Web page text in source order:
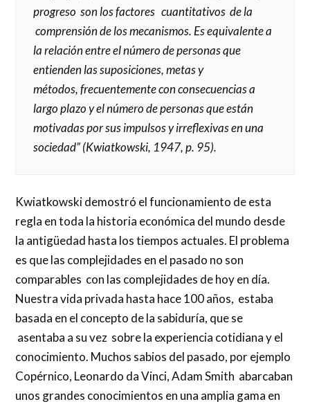
progreso son los factores cuantitativos de la
comprensión de los mecanismos. Es equivalente a
la relación entre el número de personas que
entienden las suposiciones, metas y
métodos, frecuentemente con consecuencias a
largo plazo y el número de personas que están
motivadas por sus impulsos y irreflexivas en una
sociedad”(Kwiatkowski, 1947, p. 95).
Kwiatkowski demostró el funcionamiento de esta
regla en toda la historia económica del mundo desde
la antigüedad hasta los tiempos actuales. El problema
es que las complejidades en el pasado no son
comparables con las complejidades de hoy en día.
Nuestra vida privada hasta hace 100 años, estaba
basada en el concepto de la sabiduría, que se
asentaba a su vez sobre la experiencia cotidiana y el
conocimiento. Muchos sabios del pasado, por ejemplo
Copérnico, Leonardo da Vinci, Adam Smith abarcaban
unos grandes conocimientos en una amplia gama en